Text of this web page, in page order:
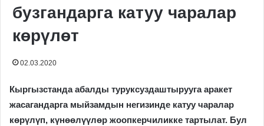
бузгандарга катуу чаралар
көрүлөт
02.03.2020
Кыргызстанда абалды туруксуздаштырууга аракет
жасагандарга мыйзамдын негизинде катуу чаралар
көрүлүп, күнөөлүүлөр жоопкерчиликке тартылат. Бул